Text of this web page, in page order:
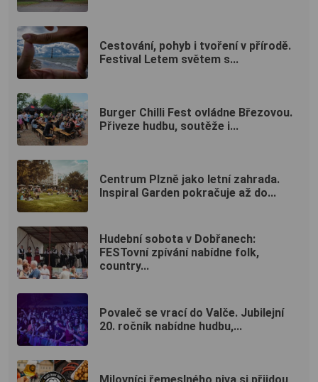
Cestování, pohyb i tvoření v přírodě.
Festival Letem světem s...
Burger Chilli Fest ovládne Březovou.
Přiveze hudbu, soutěže i...
Centrum Plzně jako letní zahrada.
Inspiral Garden pokračuje až do...
Hudební sobota v Dobřanech:
FESTovní zpívání nabídne folk,
country...
Povaleč se vrací do Valče. Jubilejní
20. ročník nabídne hudbu,...
Milovníci řemeslného piva si přijdou